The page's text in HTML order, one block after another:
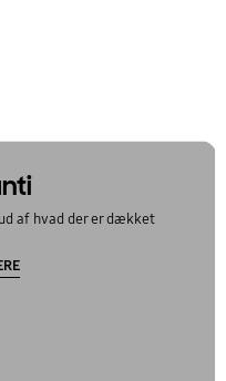
af hvad der er dækket